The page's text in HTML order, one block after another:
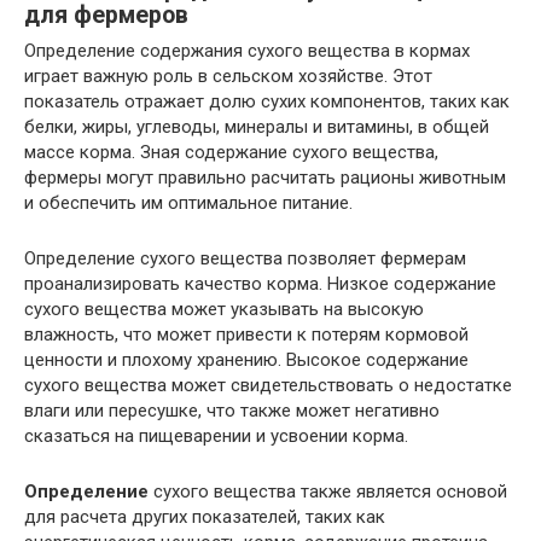
для фермеров
Определение содержания сухого вещества в кормах
играет важную роль в сельском хозяйстве. Этот
показатель отражает долю сухих компонентов, таких как
белки, жиры, углеводы, минералы и витамины, в общей
массе корма. Зная содержание сухого вещества,
фермеры могут правильно расчитать рационы животным
и обеспечить им оптимальное питание.
Определение сухого вещества позволяет фермерам
проанализировать качество корма. Низкое содержание
сухого вещества может указывать на высокую
влажность, что может привести к потерям кормовой
ценности и плохому хранению. Высокое содержание
сухого вещества может свидетельствовать о недостатке
влаги или пересушке, что также может негативно
сказаться на пищеварении и усвоении корма.
Определение сухого вещества также является основой
для расчета других показателей, таких как